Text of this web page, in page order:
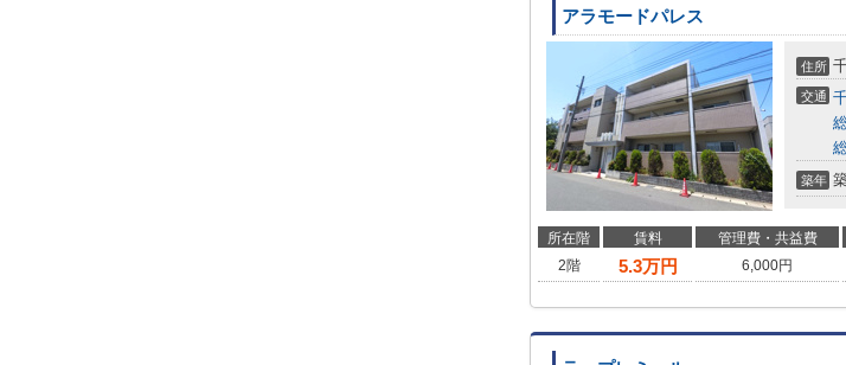
アラモードパレス
住所
交通
築年
所在階 賃料 管理費・共益費
2階
5.3万円 6,000円